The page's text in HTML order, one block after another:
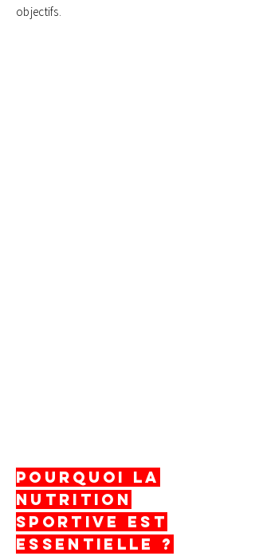
objectifs.
Pourquoi la
nutrition
sportive est
essentielle ?